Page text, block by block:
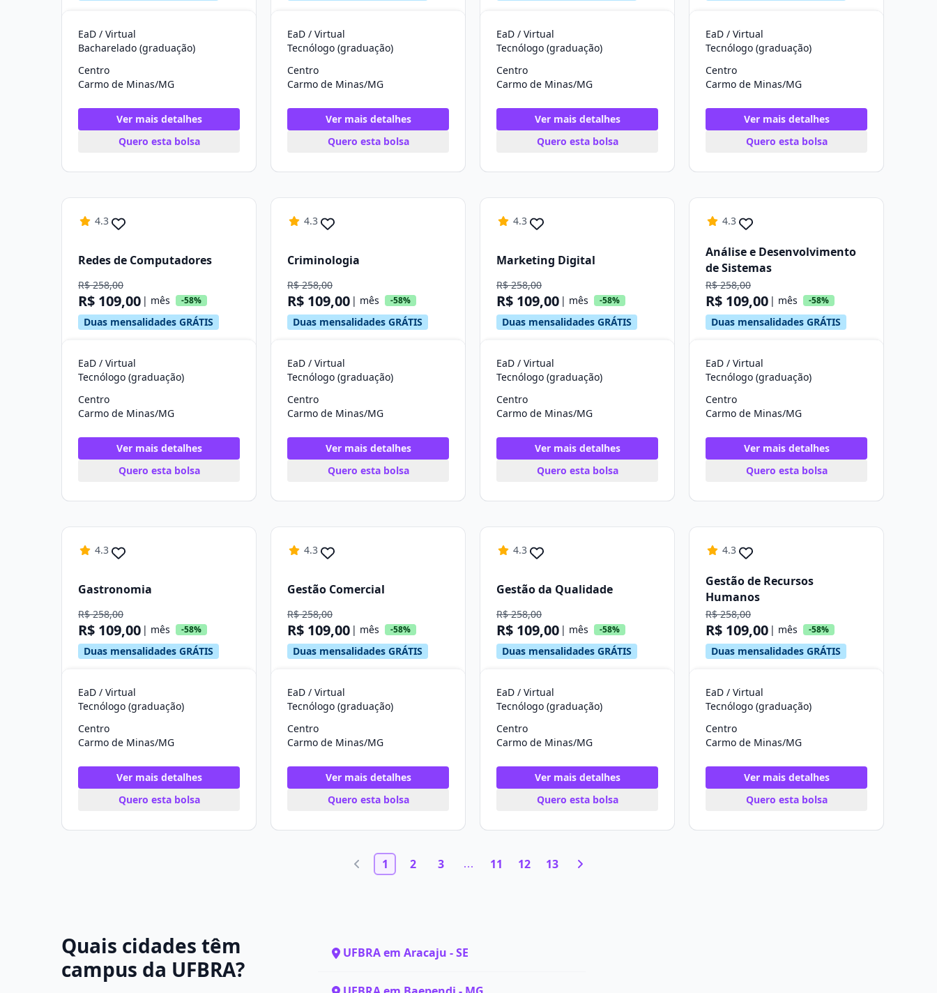
EaD / Virtual
Bacharelado (graduação)
Centro
Carmo de Minas/MG
Ver mais detalhes
Quero esta bolsa
EaD / Virtual
Tecnólogo (graduação)
Centro
Carmo de Minas/MG
Ver mais detalhes
Quero esta bolsa
EaD / Virtual
Tecnólogo (graduação)
Centro
Carmo de Minas/MG
Ver mais detalhes
Quero esta bolsa
EaD / Virtual
Tecnólogo (graduação)
Centro
Carmo de Minas/MG
Ver mais detalhes
Quero esta bolsa
4.3
Redes de Computadores
R$ 258,00
R$ 109,00 | mês -58%
Duas mensalidades GRÁTIS
EaD / Virtual
Tecnólogo (graduação)
Centro
Carmo de Minas/MG
Ver mais detalhes
Quero esta bolsa
4.3
Criminologia
R$ 258,00
R$ 109,00 | mês -58%
Duas mensalidades GRÁTIS
EaD / Virtual
Tecnólogo (graduação)
Centro
Carmo de Minas/MG
Ver mais detalhes
Quero esta bolsa
4.3
Marketing Digital
R$ 258,00
R$ 109,00 | mês -58%
Duas mensalidades GRÁTIS
EaD / Virtual
Tecnólogo (graduação)
Centro
Carmo de Minas/MG
Ver mais detalhes
Quero esta bolsa
4.3
Análise e Desenvolvimento
de Sistemas
R$ 258,00
R$ 109,00 | mês -58%
Duas mensalidades GRÁTIS
EaD / Virtual
Tecnólogo (graduação)
Centro
Carmo de Minas/MG
Ver mais detalhes
Quero esta bolsa
4.3
Gastronomia
R$ 258,00
R$ 109,00 | mês -58%
Duas mensalidades GRÁTIS
EaD / Virtual
Tecnólogo (graduação)
Centro
Carmo de Minas/MG
Ver mais detalhes
Quero esta bolsa
4.3
Gestão Comercial
R$ 258,00
R$ 109,00 | mês -58%
Duas mensalidades GRÁTIS
EaD / Virtual
Tecnólogo (graduação)
Centro
Carmo de Minas/MG
Ver mais detalhes
Quero esta bolsa
4.3
Gestão da Qualidade
R$ 258,00
R$ 109,00 | mês -58%
Duas mensalidades GRÁTIS
EaD / Virtual
Tecnólogo (graduação)
Centro
Carmo de Minas/MG
Ver mais detalhes
Quero esta bolsa
4.3
Gestão de Recursos
Humanos
R$ 258,00
R$ 109,00 | mês -58%
Duas mensalidades GRÁTIS
EaD / Virtual
Tecnólogo (graduação)
Centro
Carmo de Minas/MG
Ver mais detalhes
Quero esta bolsa
1 2 3 11 12 13
Quais cidades têm
campus da UFBRA?
UFBRA em Aracaju - SE